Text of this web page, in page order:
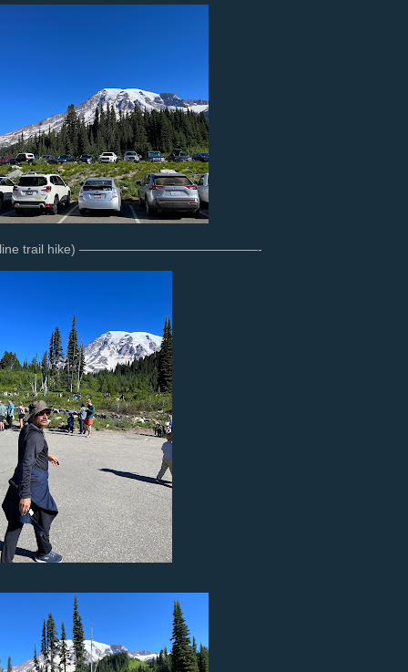
(skyline trail hike) ——————————————-